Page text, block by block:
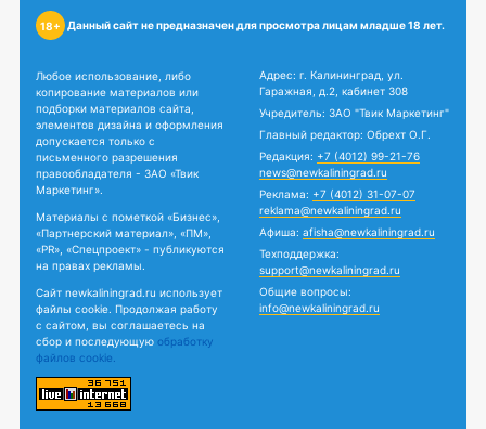
18+ Данный сайт не предназначен для просмотра лицам младше 18 лет.
Любое использование, либо
копирование материалов или
подборки материалов сайта,
элементов дизайна и оформления
допускается только с
письменного разрешения
правообладателя - ЗАО «Твик
Маркетинг».
Материалы с пометкой «Бизнес»,
«Партнерский материал», «ПМ»,
«PR», «Спецпроект» - публикуются
на правах рекламы.
Сайт newkaliningrad.ru использует
файлы cookie. Продолжая работу
с сайтом, вы соглашаетесь на
сбор и последующую обработку
файлов cookie.
Адрес: г. Калининград, ул.
Гаражная, д.2, кабинет 308
Учредитель: ЗАО "Твик Маркетинг"
Главный редактор: Обрехт О.Г.
Редакция: +7 (4012) 99-21-76
news@newkaliningrad.ru
Реклама: +7 (4012) 31-07-07
reklama@newkaliningrad.ru
Афиша: afisha@newkaliningrad.ru
Техподдержка:
support@newkaliningrad.ru
Общие вопросы:
info@newkaliningrad.ru